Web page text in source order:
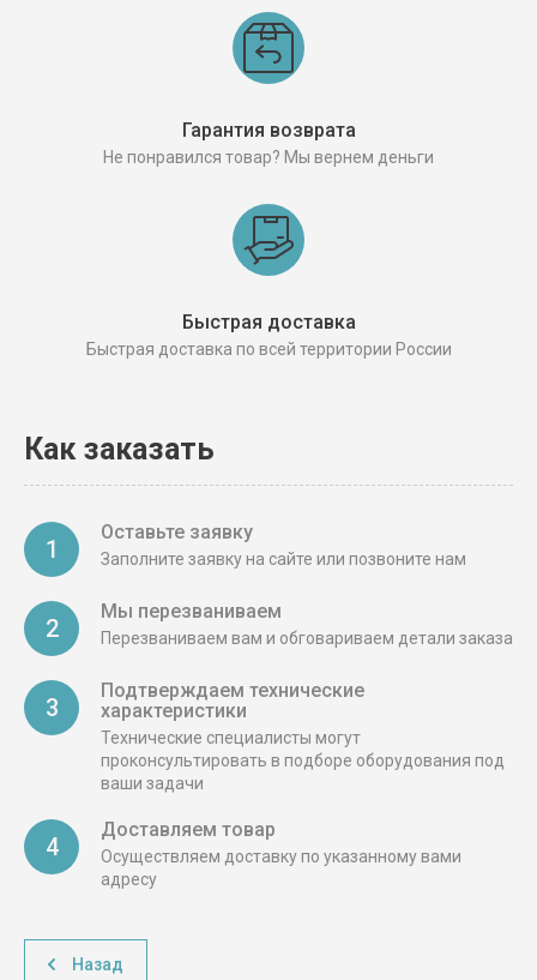
Гарантия возврата
Не понравился товар? Мы вернем деньги
Быстрая доставка
Быстрая доставка по всей территории России
Как заказать
1
Оставьте заявку
Заполните заявку на сайте или позвоните нам
2
Мы перезваниваем
Перезваниваем вам и обговариваем детали заказа
3
Подтверждаем технические
характеристики
Технические специалисты могут
проконсультировать в подборе оборудования под
ваши задачи
4
Доставляем товар
Осуществляем доставку по указанному вами
адресу
Назад